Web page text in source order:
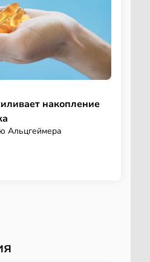
накопление
Альцгеймера